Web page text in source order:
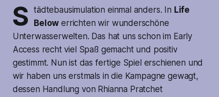
S tädtebausimulation einmal anders. In Life
Below errichten wir wunderschöne
Unterwasserwelten. Das hat uns schon im Early
Access recht viel Spaß gemacht und positiv
gestimmt. Nun ist das fertige Spiel erschienen und
wir haben uns erstmals in die Kampagne gewagt,
dessen Handlung von Rhianna Pratchet